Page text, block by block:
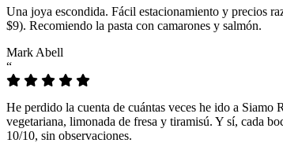
Una joya escondida. Fácil estacionamiento y precios
$9). Recomiendo la pasta con camarones y salmón.
Mark Abell
“
He perdido la cuenta de cuántas veces he ido a Siamo
vegetariana, limonada de fresa y tiramisú. Y sí, cada
10/10, sin observaciones.